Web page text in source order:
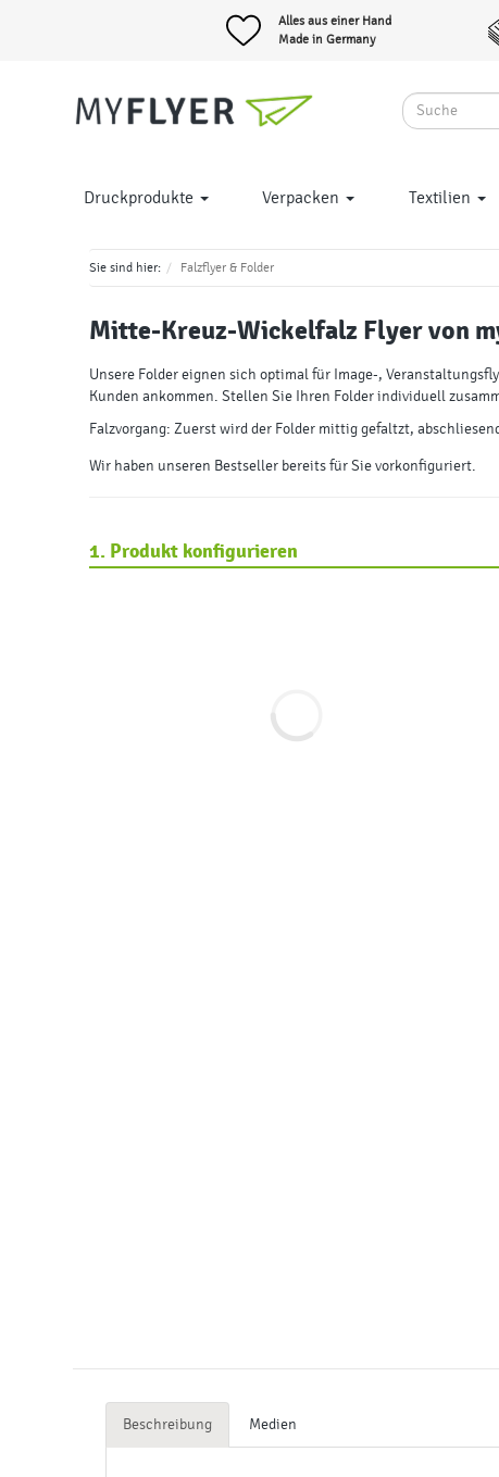
Alles aus einer Hand
Made in Germany
Druckprodukte Verpacken Textilien
Sie sind hier: Falzflyer & Folder
Mitte-Kreuz-Wickelfalz Flyer von
Unsere Folder eignen sich optimal für Image-,
Kunden ankommen. Stellen Sie Ihren Folder individuell
Falzvorgang: Zuerst wird der Folder mittig gefaltzt,
Wir haben unseren Bestseller bereits für Sie vorkonfiguriert.
1. Produkt konfigurieren
Beschreibung Medien